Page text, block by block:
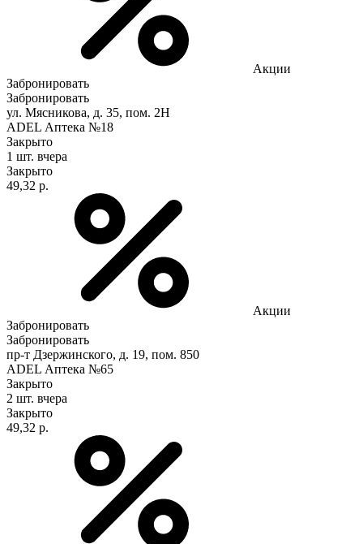
Акции
Забронировать
Забронировать
ул. Мясникова, д. 35, пом. 2Н
ADEL Аптека №18
Закрыто
1 шт. вчера
Закрыто
49,32 р.
Акции
Забронировать
Забронировать
пр-т Дзержинского, д. 19, пом. 850
ADEL Аптека №65
Закрыто
2 шт. вчера
Закрыто
49,32 р.